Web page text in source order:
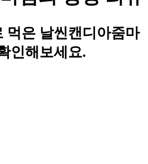
먹은 날씬캔디아줌마
인해보세요.